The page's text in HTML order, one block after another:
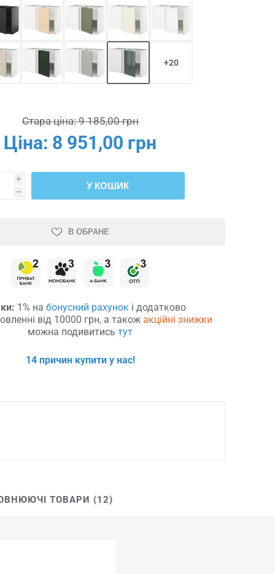
+20
Стара ціна: 9 185,00 грн
Ціна: 8 951,00 грн
i
h
У КОШИК
В ОБРАНЕ
1% на бонусний рахунок і додатково
від 10000 грн, а такожакційні знижки
можна подивитисьтут
14 причин купити у нас!
ТОВАРИ (12)